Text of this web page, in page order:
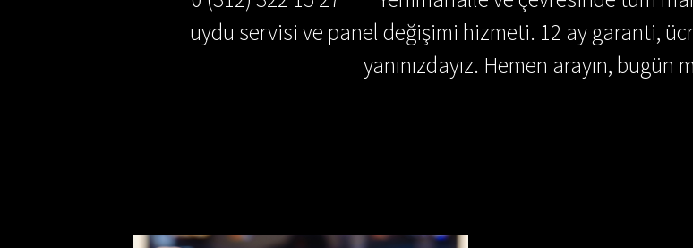
uydu servisi ve panel değişimi hizmeti. 12 ay garanti,
yanınızdayız. Hemen arayın, bugün